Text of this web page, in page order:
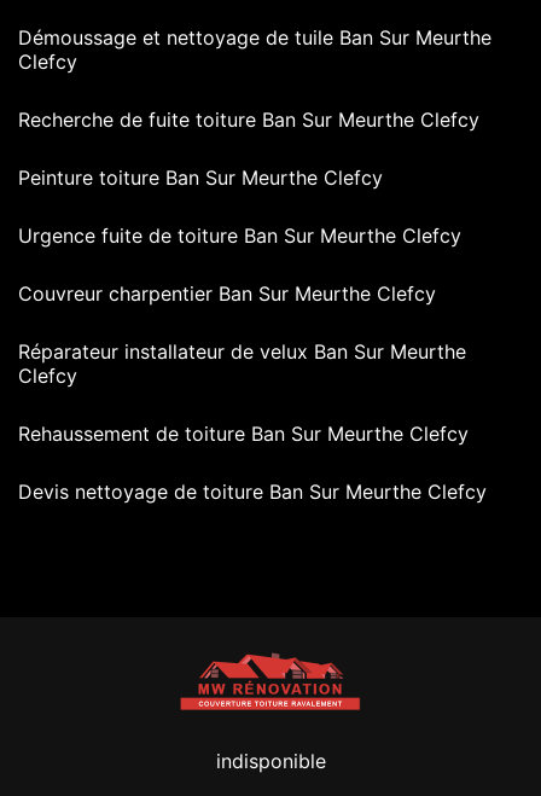
Démoussage et nettoyage de tuile Ban Sur Meurthe
Clefcy
Recherche de fuite toiture Ban Sur Meurthe Clefcy
Peinture toiture Ban Sur Meurthe Clefcy
Urgence fuite de toiture Ban Sur Meurthe Clefcy
Couvreur charpentier Ban Sur Meurthe Clefcy
Réparateur installateur de velux Ban Sur Meurthe
Clefcy
Rehaussement de toiture Ban Sur Meurthe Clefcy
Devis nettoyage de toiture Ban Sur Meurthe Clefcy
indisponible